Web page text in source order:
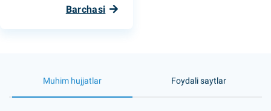
Barchasi
Muhim hujjatlar Foydali saytlar